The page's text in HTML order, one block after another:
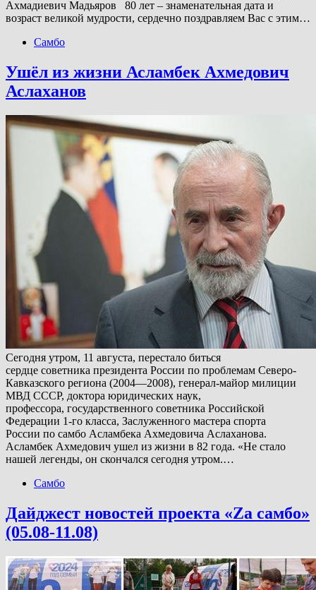
Ахмадиевич Мадьяров 80 лет – знаменательная дата и
возраст великой мудрости, сердечно поздравляем Вас с этим…
Самбо
Ушёл из жизни Асламбек Ахмедович
Аслаханов
Сегодня утром, 11 августа, перестало биться
сердце советника президента России по проблемам Северо-
Кавказского региона (2004—2008), генерал-майор милиции
МВД СССР, доктора юридических наук,
профессора, государственного советника Российской
Федерации 1-го класса, Заслуженного мастера спорта
России по самбо Асламбека Ахмедовича Аслаханова.
Асламбек Ахмедович ушел из жизни в 82 года. «Не стало
нашей легенды, он скончался сегодня утром.…
Самбо
Дайджест новостей проекта «Zа самбо»
(05.08-11.08)